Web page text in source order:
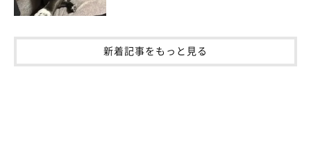
新着記事をもっと見る